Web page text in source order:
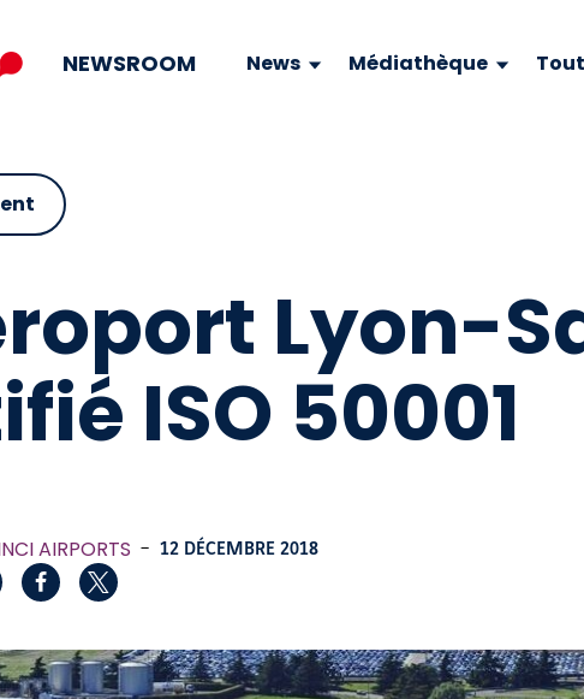
NEWSROOM News Médiathèque
Lyon-
ISO 50001
AIRPORTS - 12 DÉCEMBRE 2018